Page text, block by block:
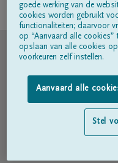
Volg ons op
goede werking van de
cookies worden gebruikt
functionaliteiten; daarvoor
op “Aanvaard alle
opslaan van alle cookies
voorkeuren zelf instellen.
Aanvaard alle
Stel